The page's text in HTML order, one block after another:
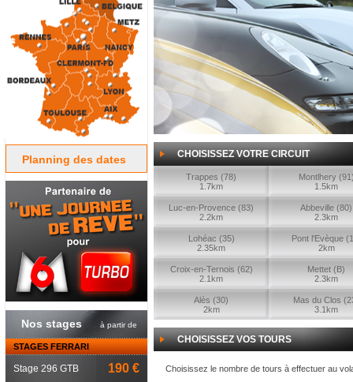
Planning des dates
Nos stages à partir de
STAGES FERRARI
Stage 296 GTB 190 €
CHOISISSEZ VOTRE CIRCUIT
Trappes (78)
1.7km
Montlhery
1.5km
Luc-en-Provence (83)
2.2km
Abbeville (80)
2.3km
Lohéac (35)
2.35km
Pont l'Evèque
2km
Croix-en-Ternois (62)
2.1km
Mettet (B)
2.3km
Alès (30)
2km
Mas du Clos
3.1km
CHOISISSEZ VOS TOURS
Choisissez le nombre de tours à effectuer au